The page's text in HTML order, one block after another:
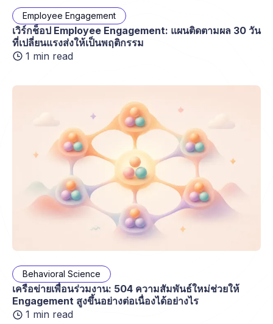
Employee Engagement
เวิร์กช็อป Employee Engagement: แผนติดตามผล 30 วัน
ที่เปลี่ยนแรงส่งให้เป็นพฤติกรรม
1 min read
Behavioral Science
เครือข่ายเพื่อนร่วมงาน: 504 ความสัมพันธ์ใหม่ช่วยให้
Engagement สูงขึ้นอย่างต่อเนื่องได้อย่างไร
1 min read